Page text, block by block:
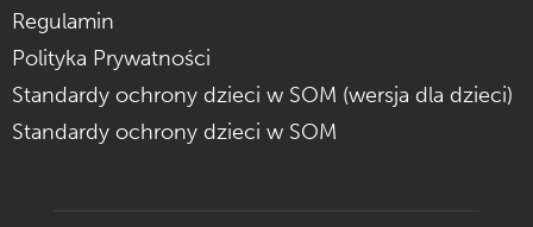
Regulamin
Polityka Prywatności
Standardy ochrony dzieci w SOM (wersja dla dzieci)
Standardy ochrony dzieci w SOM